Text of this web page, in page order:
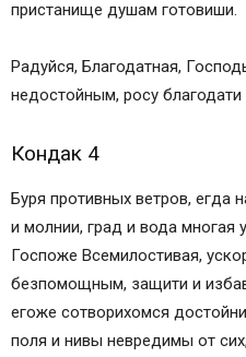
пристанище душам готовиши.
Радуйся, Благодатная,
недостойным, росу
Кондак 4
Буря противных ветров, егда
и молнии, град и вода многая
Госпоже Всемилостивая,
безпомощным, защити и
егоже сотворихомся
поля и нивы невредимы от